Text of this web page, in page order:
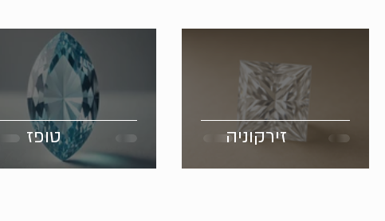
זירקוניה טופז